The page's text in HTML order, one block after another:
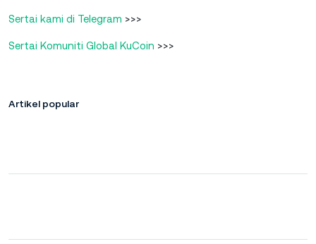
Sertai kami di Telegram >>>
Sertai Komuniti Global KuCoin >>>
Artikel popular